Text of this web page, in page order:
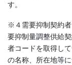
す。
※４需要抑制契約
要抑制量調整供給
者コードを取得し
の名称、所在地等